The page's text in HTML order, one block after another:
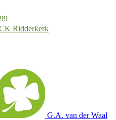
Ridderkerk
G.A. van der Waal